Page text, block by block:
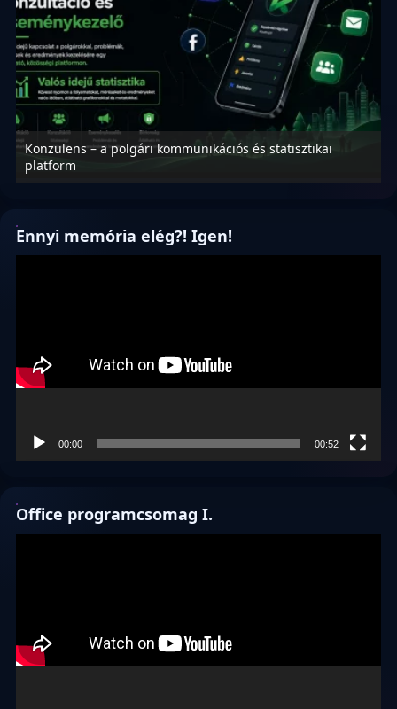
Konzulens – a polgári kommunikációs és statisztikai
platform
Ennyi memória elég?! Igen!
00:00 00:52
Office programcsomag I.